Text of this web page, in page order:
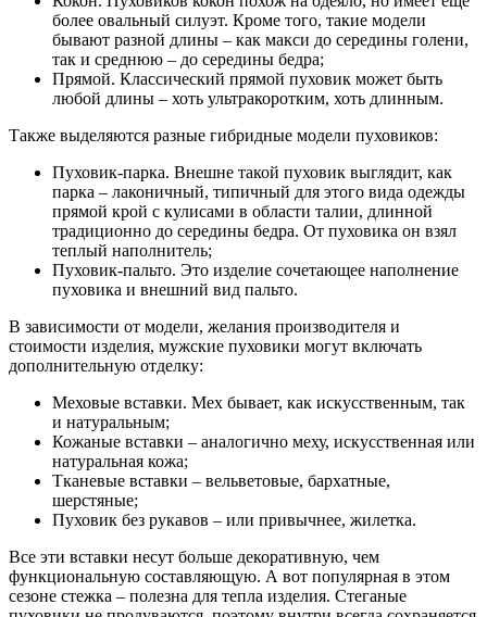
более овальный силуэт. Кроме того, такие модели
бывают разной длины – как макси до середины голени,
так и среднюю – до середины бедра;
Прямой. Классический прямой пуховик может быть
любой длины – хоть ультракоротким, хоть длинным.
Также выделяются разные гибридные модели пуховиков:
Пуховик-парка. Внешне такой пуховик выглядит, как
парка – лаконичный, типичный для этого вида одежды
прямой крой с кулисами в области талии, длинной
традиционно до середины бедра. От пуховика он взял
теплый наполнитель;
Пуховик-пальто. Это изделие сочетающее наполнение
пуховика и внешний вид пальто.
В зависимости от модели, желания производителя и
стоимости изделия, мужские пуховики могут включать
дополнительную отделку:
Меховые вставки. Мех бывает, как искусственным, так
и натуральным;
Кожаные вставки – аналогично меху, искусственная или
натуральная кожа;
Тканевые вставки – вельветовые, бархатные,
шерстяные;
Пуховик без рукавов – или привычнее, жилетка.
Все эти вставки несут больше декоративную, чем
функциональную составляющую. А вот популярная в этом
сезоне стежка – полезна для тепла изделия. Стеганые